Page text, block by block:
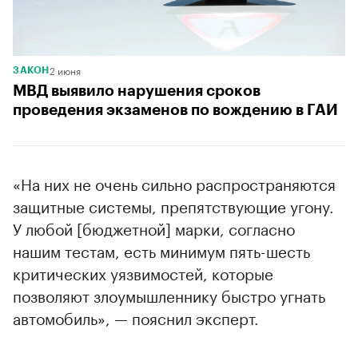
ЗАКОН 2 июня
МВД выявило нарушения сроков
проведения экзаменов по вождению в ГАИ
«На них не очень сильно распространяются
защитные системы, препятствующие угону.
У любой [бюджетной] марки, согласно
нашим тестам, есть минимум пять-шесть
критических уязвимостей, которые
позволяют злоумышленнику быстро угнать
автомобиль», — пояснил эксперт.